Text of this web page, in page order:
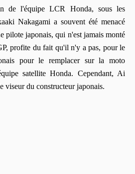
de l'équipe LCR Honda, sous les
Nakagami a souvent été menacé
pilote japonais, qui n'est jamais monté
profite du fait qu'il n'y a pas, pour le
pour le remplacer sur la moto
satellite Honda. Cependant, Ai
viseur du constructeur japonais.